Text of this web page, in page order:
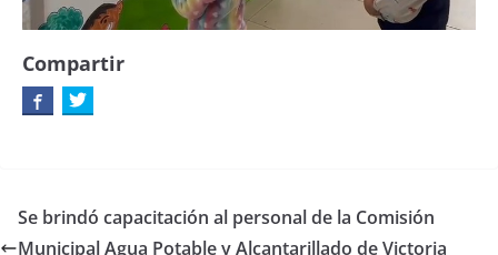
Compartir
Se brindó capacitación al personal de la Comisión
Municipal Agua Potable y Alcantarillado de Victoria